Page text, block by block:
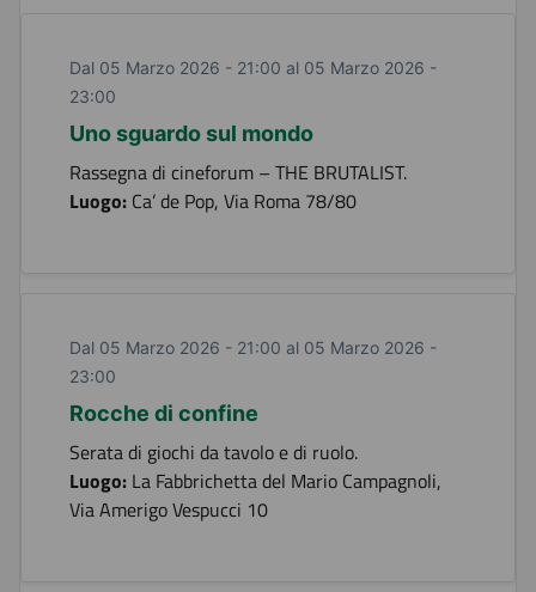
Dal 05 Marzo 2026 - 21:00 al 05 Marzo 2026 -
23:00
Uno sguardo sul mondo
Rassegna di cineforum – THE BRUTALIST.
Luogo: Ca’ de Pop, Via Roma 78/80
Dal 05 Marzo 2026 - 21:00 al 05 Marzo 2026 -
23:00
Rocche di confine
Serata di giochi da tavolo e di ruolo.
Luogo: La Fabbrichetta del Mario Campagnoli,
Via Amerigo Vespucci 10